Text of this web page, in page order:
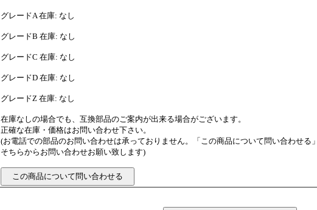
グレードA 在庫: なし
グレードB 在庫: なし
グレードC 在庫: なし
グレードD 在庫: なし
グレードZ 在庫: なし
在庫なしの場合でも、互換部品のご案内が出来る場合がございます。
正確な在庫・価格はお問い合わせ下さい。
(お電話での部品のお問い合わせは承っておりません。「この商品について問い合わせる
そちらからお問い合わせお願い致します)